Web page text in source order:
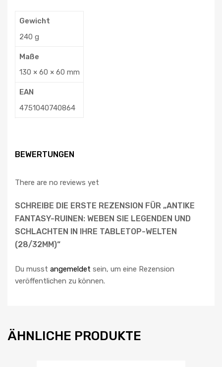
Gewicht
240 g
Maße
130 × 60 × 60 mm
EAN
4751040740864
BEWERTUNGEN
There are no reviews yet
SCHREIBE DIE ERSTE REZENSION FÜR „ANTIKE
FANTASY-RUINEN: WEBEN SIE LEGENDEN UND
SCHLACHTEN IN IHRE TABLETOP-WELTEN
(28/32MM)“
Du musst angemeldet sein, um eine Rezension
veröffentlichen zu können.
ÄHNLICHE PRODUKTE